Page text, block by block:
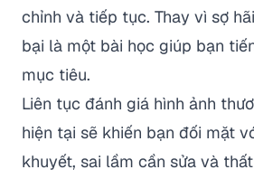
chỉnh và tiếp tục. Thay vì sợ
bại là một bài học giúp bạn
mục tiêu.
Liên tục đánh giá hình ảnh
hiện tại sẽ khiến bạn đối mặt
khuyết, sai lầm cần sửa và